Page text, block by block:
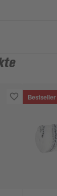
Bestseller